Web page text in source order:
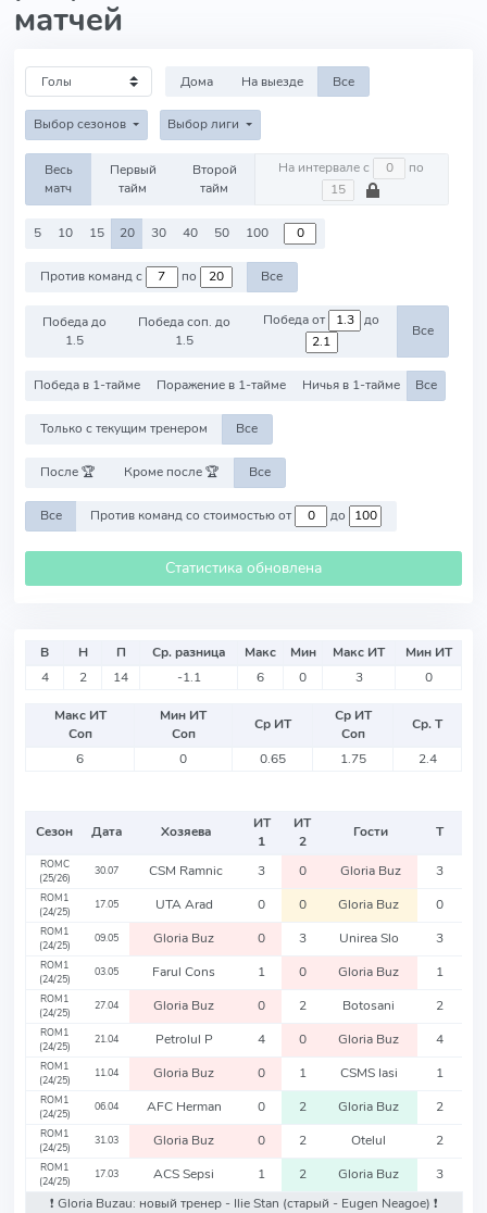
матчей
Дома На выезде Все
Выбор сезонов Выбор лиги
Весь
матч
Первый
тайм
Второй
тайм
На интервале с по
5 10 15 20 30 40 50 100
Против команд с по Все
Победа до
1.5
Победа соп. до
1.5
Победа от до
Все
Победа в 1-тайме Поражение в 1-тайме Ничья в 1-тайме Все
Только с текущим тренером Все
После 🏆 Кроме после 🏆 Все
Все Против команд со стоимостью от до
Статистика обновлена
В Н П Ср. разница Макс Мин Макс ИТ
Мин ИТ
4
2 14 -1.1 6 0 3 0
Макс ИТ
Соп
Мин ИТ
Соп
Ср ИТ
Ср ИТ
Соп
Ср. Т
6
0 0.65 1.75 2.4
Сезон Дата Хозяева
ИТ
1
ИТ
2
Гости Т
ROMC
(25/26)
30.07 CSM Ramnic 3 0 Gloria Buz 3
ROM1
(24/25)
17.05 UTA Arad 0 0 Gloria Buz 0
ROM1
(24/25)
09.05 Gloria Buz 0 3 Unirea Slo 3
ROM1
(24/25)
03.05 Farul Cons 1 0 Gloria Buz 1
ROM1
(24/25)
27.04 Gloria Buz 0 2 Botosani 2
ROM1
(24/25)
21.04 Petrolul P 4 0 Gloria Buz 4
ROM1
(24/25)
11.04 Gloria Buz 0 1 CSMS Iasi 1
ROM1
(24/25)
06.04 AFC Herman 0 2 Gloria Buz 2
ROM1
(24/25)
31.03 Gloria Buz 0 2 Otelul 2
ROM1
(24/25)
17.03 ACS Sepsi 1 2 Gloria Buz
3
❗️ Gloria Buzau: новый тренер - Ilie Stan (старый - Eugen Neagoe) ❗️